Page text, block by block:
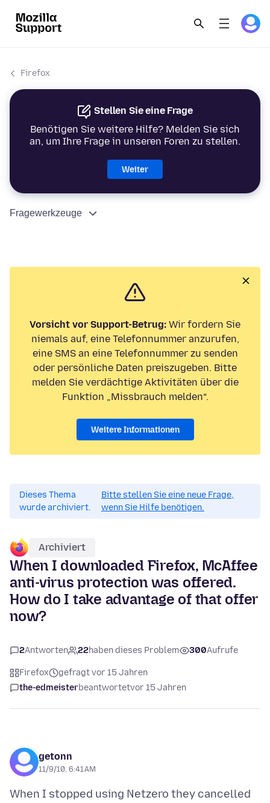
Firefox
Stellen Sie eine Frage
Benötigen Sie weitere Hilfe? Melden Sie sich
an, um Ihre Frage in unseren Foren zu stellen.
Weiter
Fragewerkzeuge
Vorsicht vor Support-Betrug: Wir fordern Sie
niemals auf, eine Telefonnummer anzurufen,
eine SMS an eine Telefonnummer zu senden
oder persönliche Daten preiszugeben. Bitte
melden Sie verdächtige Aktivitäten über die
Funktion „Missbrauch melden“.
Weitere Informationen
Dieses Thema
wurde archiviert.
Bitte stellen Sie eine neue Frage,
wenn Sie Hilfe benötigen.
Archiviert
When I downloaded Firefox, McAffee
anti-virus protection was offered.
How do I take advantage of that offer
now?
2Antworten 22haben dieses Problem 300Aufrufe
Firefox
gefragt vor 15 Jahren
the-edmeisterbeantwortetvor 15 Jahren
getonn
11/9/10, 6:41 AM
When I stopped using Netzero they cancelled